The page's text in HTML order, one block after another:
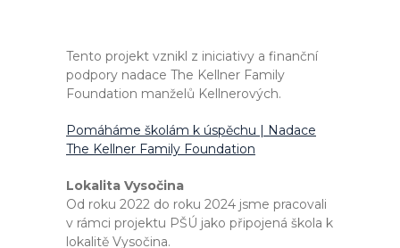
Tento projekt vznikl z iniciativy a finanční
podpory nadace The Kellner Family
Foundation manželů Kellnerových.
Pomáháme školám k úspěchu | Nadace
The Kellner Family Foundation
Lokalita Vysočina
Od roku 2022 do roku 2024 jsme pracovali
v rámci projektu PŠÚ jako připojená škola k
lokalitě Vysočina.